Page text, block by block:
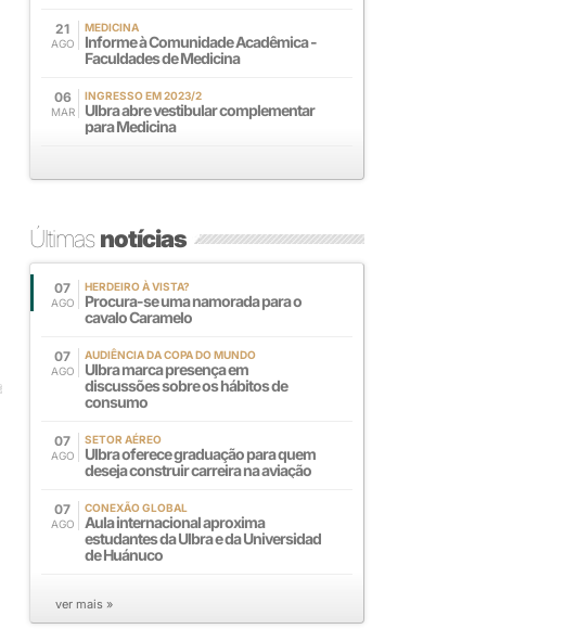
21
AGO
MEDICINA
Informe à Comunidade Acadêmica -
Faculdades de Medicina
06
MAR
INGRESSO EM 2023/2
Ulbra abre vestibular complementar
para Medicina
Últimasnotícias
07
AGO
HERDEIRO À VISTA?
Procura-se uma namorada para o
cavalo Caramelo
07
AGO
AUDIÊNCIA DA COPA DO MUNDO
Ulbra marca presença em
discussões sobre os hábitos de
consumo
07
AGO
SETOR AÉREO
Ulbra oferece graduação para quem
deseja construir carreira na aviação
07
AGO
CONEXÃO GLOBAL
Aula internacional aproxima
estudantes da Ulbra e da Universidad
de Huánuco
ver mais »